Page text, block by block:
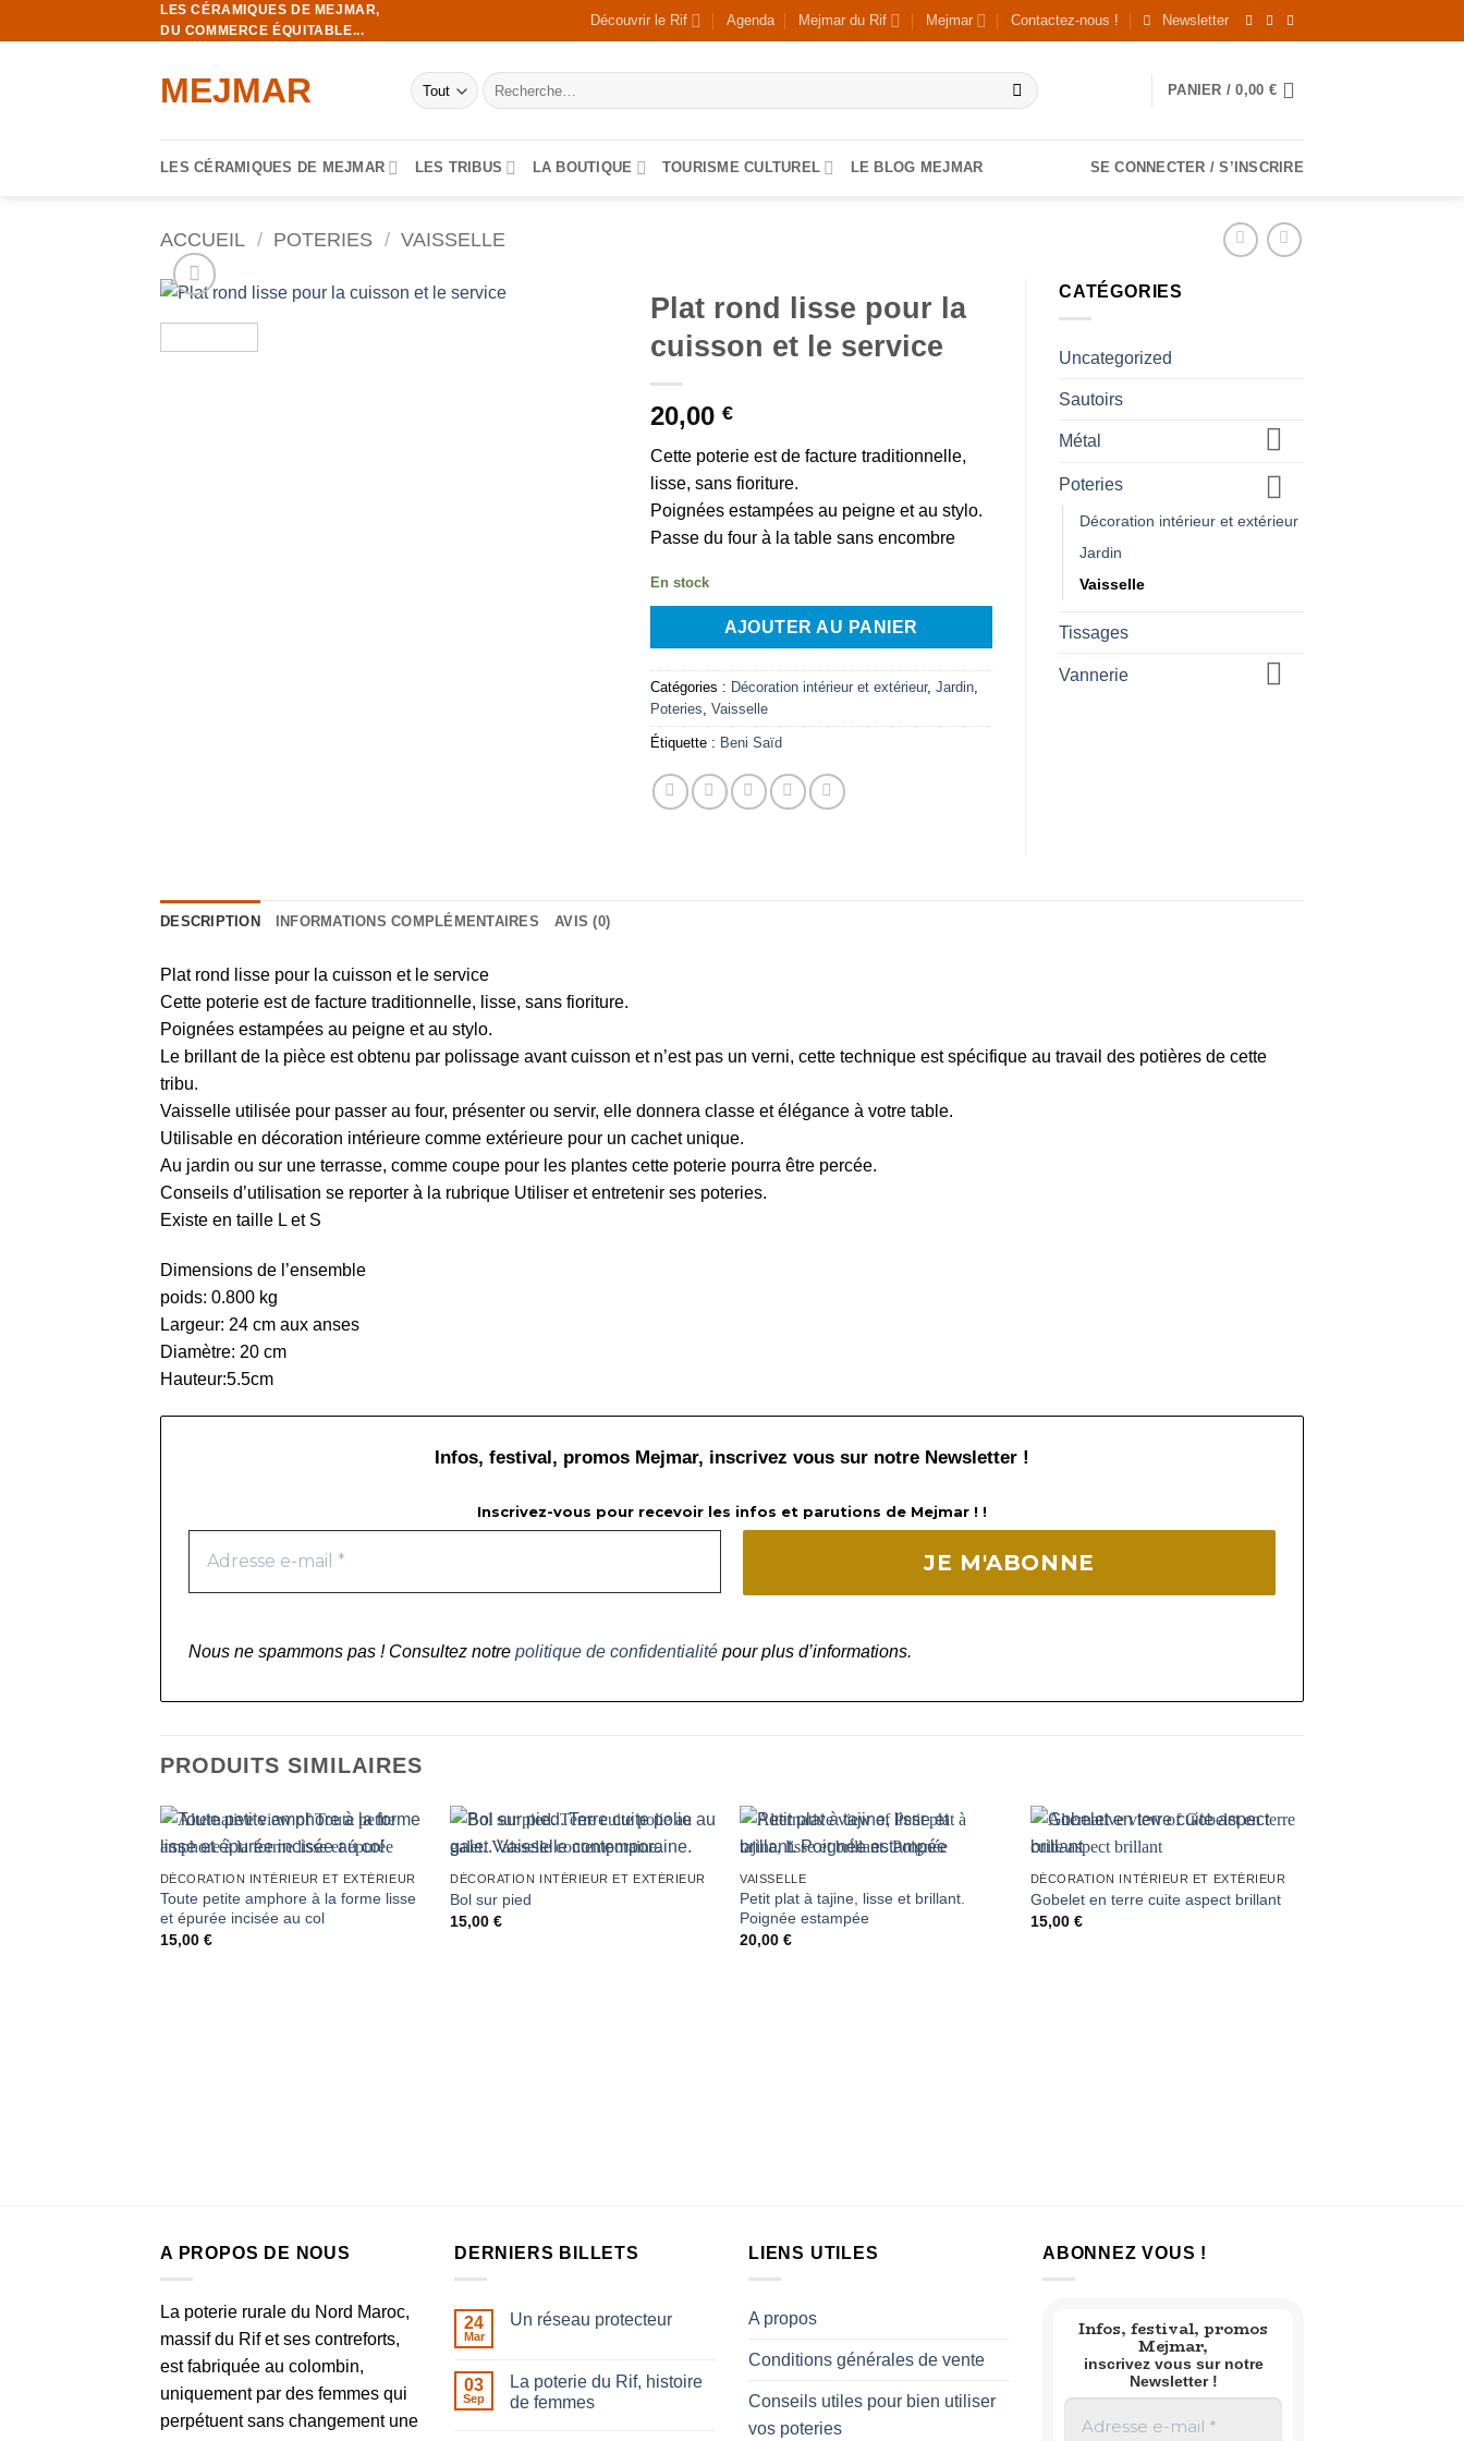
au
LES CÉRAMIQUES DE MEJMAR,
DU COMMERCE ÉQUITABLE...
Découvrir le Rif Agenda Mejmar du Rif Mejmar Contactez-nous ! Newsletter
MEJMAR
Recherche
pour :
PANIER /0,00 €
LES CÉRAMIQUES DE MEJMAR LES TRIBUS LA BOUTIQUE TOURISME CULTUREL LE BLOG MEJMAR SE CONNECTER / S’INSCRIRE
ACCUEIL / POTERIES / VAISSELLE
Plat rond lisse pour la
cuisson et le service
20,00 €
Cette poterie est de facture traditionnelle,
lisse, sans fioriture.
Poignées estampées au peigne et au stylo.
Passe du four à la table sans encombre
En stock
AJOUTER AU PANIER
Catégories : Décoration intérieur et extérieur, Jardin,
Poteries, Vaisselle
Étiquette : Beni Saïd
CATÉGORIES
Uncategorized
Sautoirs
Métal
Poteries
Décoration intérieur et extérieur
Jardin
Vaisselle
Tissages
Vannerie
DESCRIPTION INFORMATIONS COMPLÉMENTAIRES AVIS (0)
Plat rond lisse pour la cuisson et le service
Cette poterie est de facture traditionnelle, lisse, sans fioriture.
Poignées estampées au peigne et au stylo.
Le brillant de la pièce est obtenu par polissage avant cuisson et n’est pas un verni, cette technique est spécifique au travail des potières de cette
tribu.
Vaisselle utilisée pour passer au four, présenter ou servir, elle donnera classe et élégance à votre table.
Utilisable en décoration intérieure comme extérieure pour un cachet unique.
Au jardin ou sur une terrasse, comme coupe pour les plantes cette poterie pourra être percée.
Conseils d’utilisation se reporter à la rubrique Utiliser et entretenir ses poteries.
Existe en taille L et S
Dimensions de l’ensemble
poids: 0.800 kg
Largeur: 24 cm aux anses
Diamètre: 20 cm
Hauteur:5.5cm
Infos, festival, promos Mejmar, inscrivez vous sur notre Newsletter !
Inscrivez-vous pour recevoir les infos et parutions de Mejmar ! !
Nous ne spammons pas ! Consultez notre politique de confidentialité pour plus d’informations.
PRODUITS SIMILAIRES
DÉCORATION INTÉRIEUR ET EXTÉRIEUR
Toute petite amphore à la forme lisse
et épurée incisée au col
15,00 €
DÉCORATION INTÉRIEUR ET EXTÉRIEUR
Bol sur pied
15,00€
VAISSELLE
Petit plat à tajine, lisse et brillant.
Poignée estampée
20,00€
DÉCORATION INTÉRIEUR ET EXTÉRIEUR
Gobelet en terre cuite aspect brillant
15,00 €
A PROPOS DE NOUS
La poterie rurale du Nord Maroc,
massif du Rif et ses contreforts,
est fabriquée au colombin,
uniquement par des femmes qui
perpétuent sans changement une
DERNIERS BILLETS
24
Mar
Un réseau protecteur
Un
réseau
protecteur
03
Sep
La poterie du Rif, histoire
de femmes
LIENS UTILES
A propos
Conditions générales de vente
Conseils utiles pour bien utiliser
vos poteries
ABONNEZ VOUS !
Infos, festival, promos
Mejmar,
inscrivez vous sur notre
Newsletter !